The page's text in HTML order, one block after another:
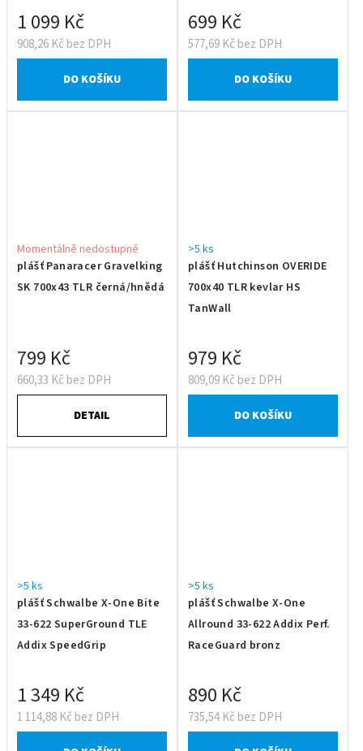
908,26 Kč bez DPH
1 099 Kč
DO KOŠÍKU
577,69 Kč bez DPH
699 Kč
DO KOŠÍKU
plášť Panaracer Gravelking
SK 700x43 TLR černá/hnědá
Momentálně nedostupné
660,33 Kč bez DPH
799 Kč
DETAIL
plášť Hutchinson OVERIDE
700x40 TLR kevlar HS
TanWall
>5 ks
809,09 Kč bez DPH
979 Kč
DO KOŠÍKU
plášť Schwalbe X-One Bite
33-622 SuperGround TLE
Addix SpeedGrip
>5 ks
1 114,88 Kč bez DPH
1 349 Kč
plášť Schwalbe X-One
Allround 33-622 Addix Perf.
RaceGuard bronz
>5 ks
735,54 Kč bez DPH
890 Kč